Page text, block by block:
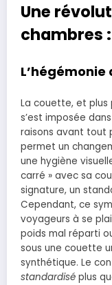
Une
chambres
La couette, et
s’est imposée
raisons avant tout
permet un
une hygiène
carré » avec sa
signature, un
Cependant, ce
voyageurs à se
poids mal réparti
sous une couette
synthétique. Le
standardisé plus